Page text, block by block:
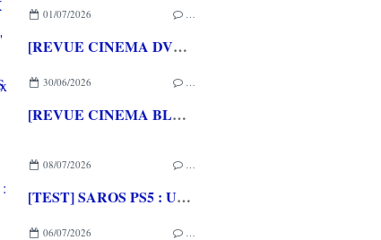
01/07/2026 …
[REVUE CINEMA DVD] COUTURES
30/06/2026 …
[REVUE CINEMA BLU-RAY] SHELTER
08/07/2026 …
[TEST] SAROS PS5 : Une formule de RETURNAL améliorée et interessante
06/07/2026 …